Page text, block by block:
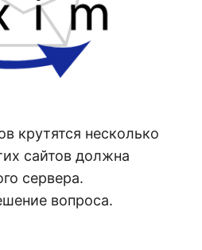
крутятся несколько
сайтов должна
сервера.
вопроса.